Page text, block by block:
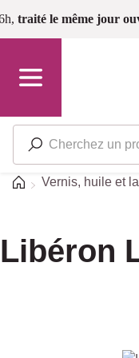
Passer au contenu
traité le même jour
Accueil
Vernis, huile et
Libéron